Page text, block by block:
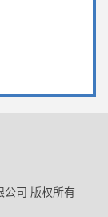
司 版权所有